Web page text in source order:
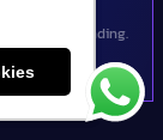
Empória Branding.